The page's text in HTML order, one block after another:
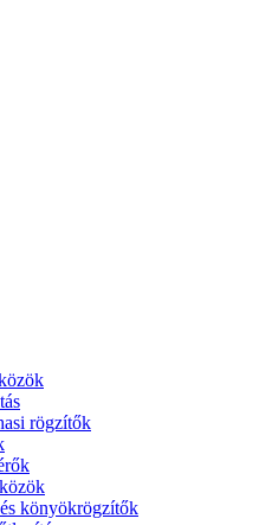
rögzítők
könyökrögzítők